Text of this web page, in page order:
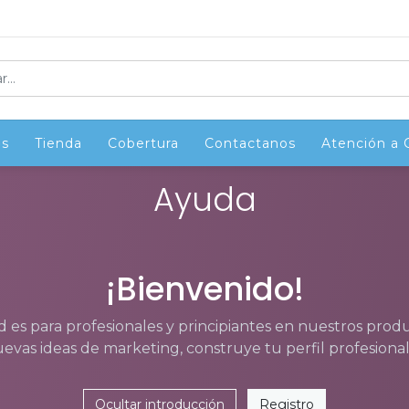
Tienda Cobertura Contactanos Atención a
Tienda Cobertura Contactanos Atención a
Ayuda
¡Bienvenido!
es para profesionales y principiantes en nuestros
ideas de marketing, construye tu perfil
Ocultar introducción Registro